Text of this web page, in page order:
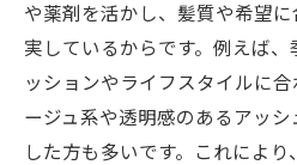
や薬剤を活かし、髪質や希望
実しているからです。例えば
ッションやライフスタイルに
ージュ系や透明感のあるアッ
した方も多いです。これによ